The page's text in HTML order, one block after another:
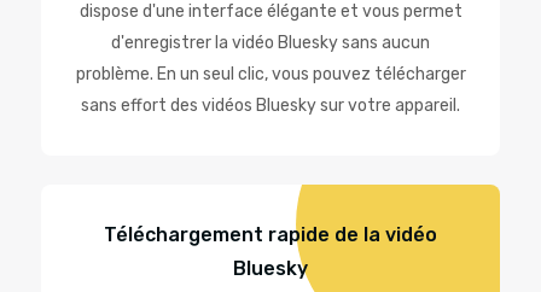
dispose d'une interface élégante et vous permet
d'enregistrer la vidéo Bluesky sans aucun
problème. En un seul clic, vous pouvez télécharger
sans effort des vidéos Bluesky sur votre appareil.
Téléchargement rapide de la vidéo
Bluesky